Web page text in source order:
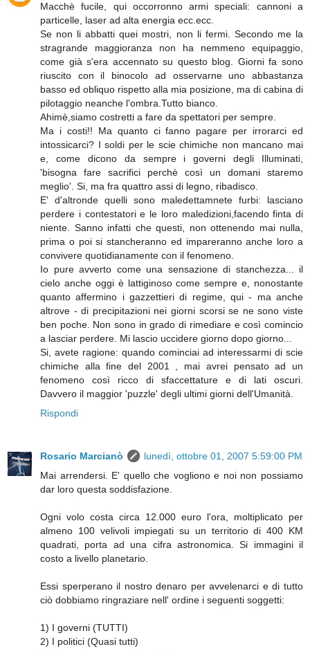
Macchè fucile, qui occorronno armi speciali: cannoni a
particelle, laser ad alta energia ecc.ecc.
Se non li abbatti quei mostri, non li fermi. Secondo me la
stragrande maggioranza non ha nemmeno equipaggio,
come già s'era accennato su questo blog. Giorni fa sono
riuscito con il binocolo ad osservarne uno abbastanza
basso ed obliquo rispetto alla mia posizione, ma di cabina di
pilotaggio neanche l'ombra.Tutto bianco.
Ahimè,siamo costretti a fare da spettatori per sempre.
Ma i costi!! Ma quanto ci fanno pagare per irrorarci ed
intossicarci? I soldi per le scie chimiche non mancano mai
e, come dicono da sempre i governi degli Illuminati,
'bisogna fare sacrifici perchè così un domani staremo
meglio'. Si, ma fra quattro assi di legno, ribadisco.
E' d'altronde quelli sono maledettamnete furbi: lasciano
perdere i contestatori e le loro maledizioni,facendo finta di
niente. Sanno infatti che questi, non ottenendo mai nulla,
prima o poi si stancheranno ed impareranno anche loro a
convivere quotidianamente con il fenomeno.
Io pure avverto come una sensazione di stanchezza... il
cielo anche oggi è lattiginoso come sempre e, nonostante
quanto affermino i gazzettieri di regime, qui - ma anche
altrove - di precipitazioni nei giorni scorsi se ne sono viste
ben poche. Non sono in grado di rimediare e così comincio
a lasciar perdere. Mi lascio uccidere giorno dopo giorno...
Si, avete ragione: quando cominciai ad interessarmi di scie
chimiche alla fine del 2001 , mai avrei pensato ad un
fenomeno così ricco di sfaccettature e di lati oscuri.
Davvero il maggior 'puzzle' degli ultimi giorni dell'Umanità.
Rispondi
Rosario Marcianò
lunedì, ottobre 01, 2007 5:59:00 PM
Mai arrendersi. E' quello che vogliono e noi non possiamo
dar loro questa soddisfazione.
Ogni volo costa circa 12.000 euro l'ora, moltiplicato per
almeno 100 velivoli impiegati su un territorio di 400 KM
quadrati, porta ad una cifra astronomica. Si immagini il
costo a livello planetario.
Essi sperperano il nostro denaro per avvelenarci e di tutto
ciò dobbiamo ringraziare nell' ordine i seguenti soggetti:
1) I governi (TUTTI)
2) I politici (Quasi tutti)